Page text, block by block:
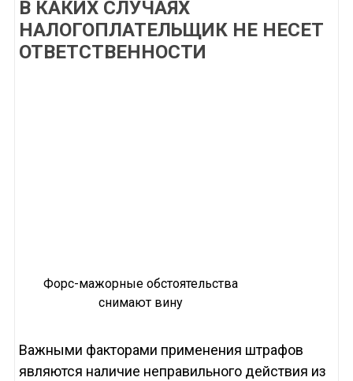
В КАКИХ СЛУЧАЯХ
НАЛОГОПЛАТЕЛЬЩИК НЕ НЕСЕТ
ОТВЕТСТВЕННОСТИ
Форс-мажорные обстоятельства
снимают вину
Важными факторами применения штрафов
являются наличие неправильного действия из